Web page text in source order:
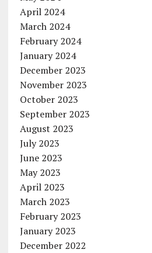
April 2024
March 2024
February 2024
January 2024
December 2023
November 2023
October 2023
September 2023
August 2023
July 2023
June 2023
May 2023
April 2023
March 2023
February 2023
January 2023
December 2022